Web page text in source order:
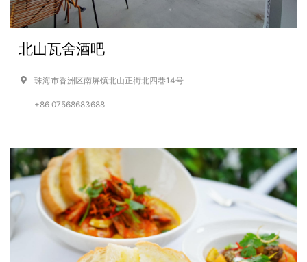
北山瓦舍酒吧
珠海市香洲区南屏镇北山正街北四巷14号
+86 07568683688